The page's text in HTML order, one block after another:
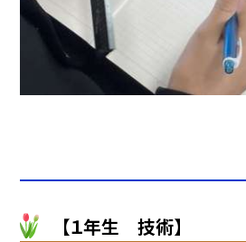
【１年生 技術】